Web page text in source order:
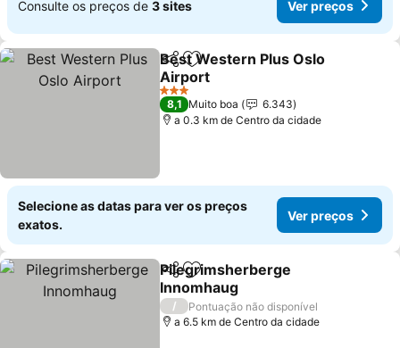
Consulte os preços de 3 sites Ver preços
PartilharAdicionar aos favoritos
Best Western Plus Oslo
Airport
3 Estrelas
8,1 Muito boa
6.343
a 0.3 km de Centro da cidade
Selecione as datas para ver os preços
exatos.
Ver preços
PartilharAdicionar aos favoritos
Pilegrimsherberge
Innomhaug
/
Pontuação não disponível
a 6.5 km de Centro da cidade